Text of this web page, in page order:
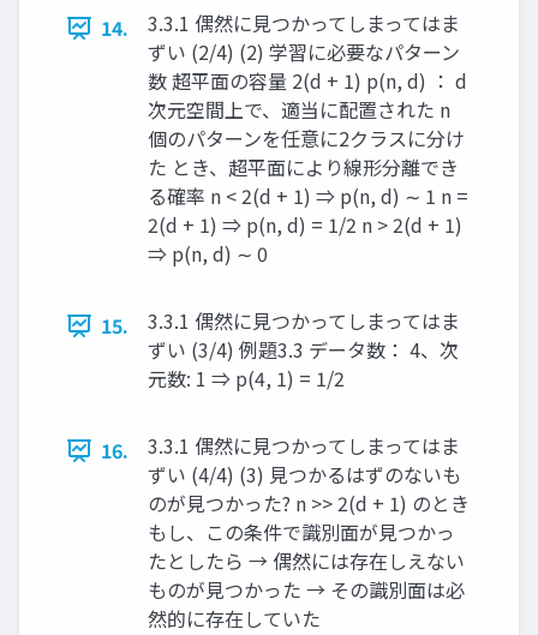
14.
3.3.1 偶然に見つかってしまってはま
ずい (2/4) (2) 学習に必要なパターン
数 超平面の容量 2(d + 1) p(n, d) ： d
次元空間上で、適当に配置された n
個のパターンを任意に2クラスに分け
た とき、超平面により線形分離でき
る確率 n < 2(d + 1) ⇒ p(n, d) ∼ 1 n =
2(d + 1) ⇒ p(n, d) = 1/2 n > 2(d + 1)
⇒ p(n, d) ∼ 0 ​ ​
15.
3.3.1 偶然に見つかってしまってはま
ずい (3/4) 例題3.3 データ数： 4、次
元数: 1 ⇒ p(4, 1) = 1/2
16.
3.3.1 偶然に見つかってしまってはま
ずい (4/4) (3) 見つかるはずのないも
のが見つかった? n >> 2(d + 1) のとき
もし、この条件で識別面が見つかっ
たとしたら → 偶然には存在しえない
ものが見つかった → その識別面は必
然的に存在していた